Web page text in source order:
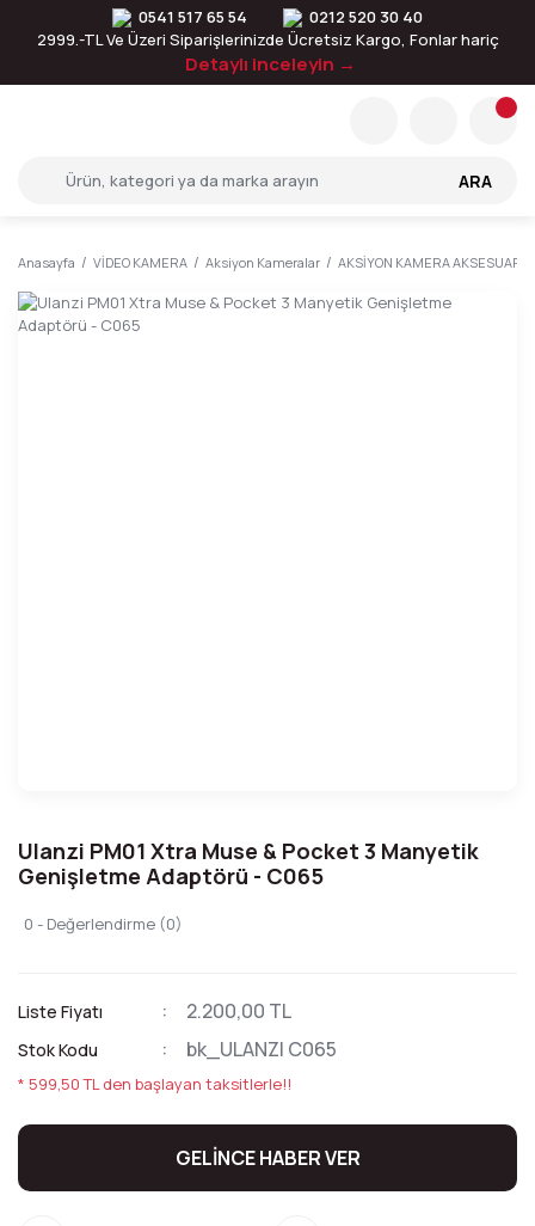
0541 517 65 54
0212 520 30 40
2999.-TL Ve Üzeri Siparişlerinizde Ücretsiz Kargo, Fonlar hariç
Detaylı inceleyin →
ARA
Anasayfa VİDEO KAMERA Aksiyon Kameralar AKSİYON KAMERA
Ulanzi PM01 Xtra Muse & Pocket 3 Manyetik
Genişletme Adaptörü - C065
0 - Değerlendirme (0)
Liste Fiyatı 2.200,00 TL
Stok Kodu bk_ULANZI C065
* 599,50 TL den başlayan taksitlerle!!
GELİNCE HABER VER